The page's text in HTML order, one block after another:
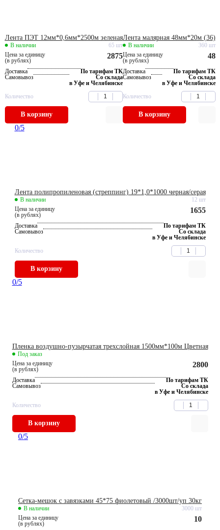
Лента ПЭТ 12мм*0,6мм*2500м зеленая
В наличии
65 шт
Цена за единицу
(в рублях)
2875
Доставка
По тарифам ТК
Самовывоз
Со склада
в Уфе и Челябинске
Количество
В корзину
Лента малярная 48мм*20м (36)
В наличии
360 шт
Цена за единицу
(в рублях)
48
Доставка
По тарифам ТК
Самовывоз
Со склада
в Уфе и Челябинске
Количество
В корзину
0/5
Лента полипропиленовая (стреппинг) 19*1,0*1000 черная/серая
В наличии
12 шт
Цена за единицу
(в рублях)
1655
Доставка
По тарифам ТК
Самовывоз
Со склада
в Уфе и Челябинске
Количество
В корзину
0/5
Пленка воздушно-пузырчатая трехслойная 1500мм*100м Цветная
Под заказ
Цена за единицу
(в рублях)
2800
Доставка
По тарифам ТК
Самовывоз
Со склада
в Уфе и Челябинске
Количество
В корзину
0/5
Сетка-мешок с завязками 45*75 фиолетовый /3000шт/уп 30кг
В наличии
3000 шт
Цена за единицу
(в рублях)
10